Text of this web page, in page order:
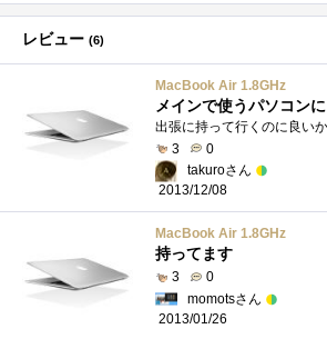
レビュー (6)
MacBook Air 1.8GHz
メインで使うパソコンに
3
0
takuroさん
2013/12/08
MacBook Air 1.8GHz
持ってます
3
0
momotsさん
2013/01/26